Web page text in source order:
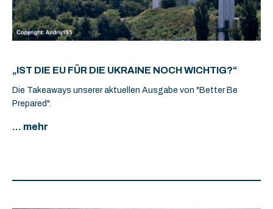
„IST DIE EU FÜR DIE UKRAINE NOCH WICHTIG?“
Die Takeaways unserer aktuellen Ausgabe von "Better Be
Prepared".
... mehr